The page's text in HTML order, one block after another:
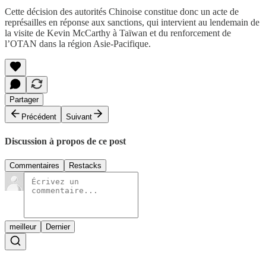
Cette décision des autorités Chinoise constitue donc un acte de
représailles en réponse aux sanctions, qui intervient au lendemain de
la visite de Kevin McCarthy à Taïwan et du renforcement de
l’OTAN dans la région Asie-Pacifique.
Partager
Précédent
Suivant
Discussion à propos de ce post
Commentaires Restacks
meilleur Dernier